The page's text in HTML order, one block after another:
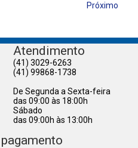
Próximo
Atendimento
(41) 3029-6263
(41) 99868-1738
De Segunda a Sexta-feira
das 09:00 às 18:00h
Sábado
das 09:00h às 13:00h